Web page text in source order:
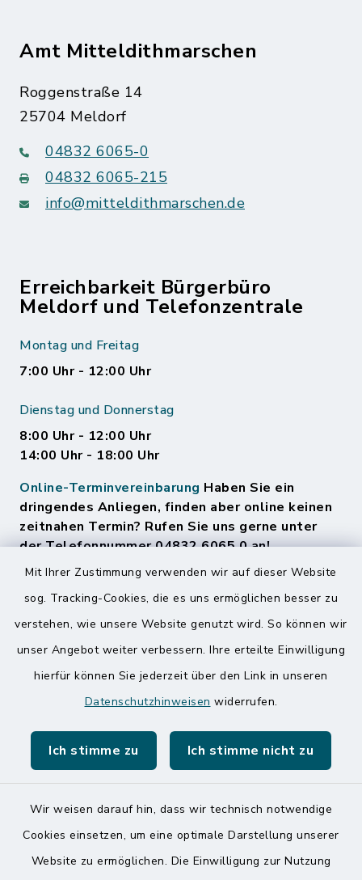
Mit Ihrer Zustimmung verwenden wir auf dieser Website
sog. Tracking-Cookies, die es uns ermöglichen besser zu
verstehen, wie unsere Website genutzt wird. So können wir
unser Angebot weiter verbessern. Ihre erteilte Einwilligung
hierfür können Sie jederzeit über den Link in unseren
Datenschutzhinweisen widerrufen.
Ich stimme zu Ich stimme nicht zu
Wir weisen darauf hin, dass wir technisch notwendige
Cookies einsetzen, um eine optimale Darstellung unserer
Website zu ermöglichen. Die Einwilligung zur Nutzung
Amt Mitteldithmarschen
Roggenstraße 14
25704 Meldorf
04832 6065-0
04832 6065-215
info@mitteldithmarschen.de
Erreichbarkeit Bürgerbüro
Meldorf und Telefonzentrale
Montag und Freitag
7:00 Uhr - 12:00 Uhr
Dienstag und Donnerstag
8:00 Uhr - 12:00 Uhr
14:00 Uhr - 18:00 Uhr
Online-Terminvereinbarung Haben Sie ein
dringendes Anliegen, finden aber online keinen
zeitnahen Termin? Rufen Sie uns gerne unter
der Telefonnummer 04832 6065 0 an!
Quicklinks
Amt Mitteldithmarschen
Speicherkoog Meldorfer Koog
Kontakt